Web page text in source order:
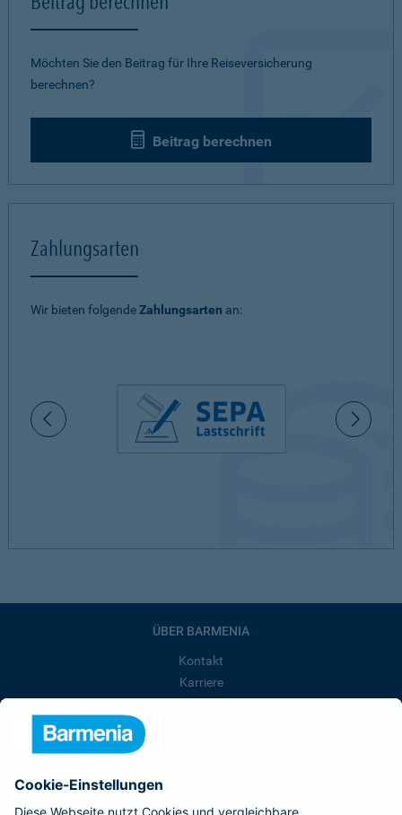
Möchten Sie den Beitrag für Ihre Reiseversicherung
berechnen?
Beitrag berechnen
Zahlungsarten
Wir bieten folgendeZahlungsarten an:
ÜBER BARMENIA
Kontakt
Karriere
Presse
Barmenia ist Teil der BarmeniaGothaer